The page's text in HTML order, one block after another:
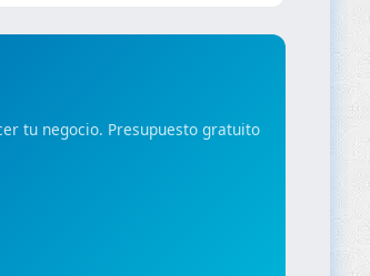
tu negocio. Presupuesto gratuito